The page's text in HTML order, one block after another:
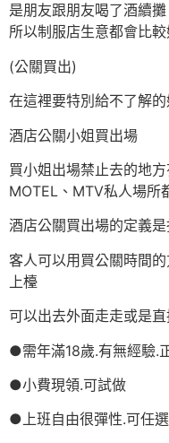
是朋友跟朋友喝了酒續
所以制服店生意都會比
(公關買出)
在這裡要特別給不了解
酒店公關小姐買出場
買小姐出場禁止去的地
MOTEL、MTV私人場所
酒店公關買出場的定義
客人可以用買公關時間
上檯
可以出去外面走走或是
●需年滿18歲.有無經驗.
●小費現領.可試做
●上班自由很彈性.可任